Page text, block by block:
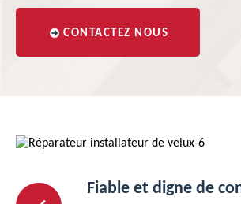
CONTACTEZ NOUS
Fiable et digne de